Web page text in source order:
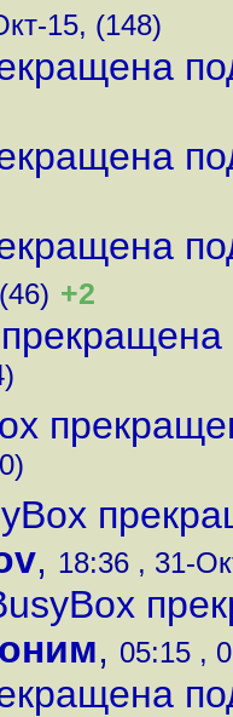
15, (148)
+2
, 18:36 , 31-
, 05:15 ,